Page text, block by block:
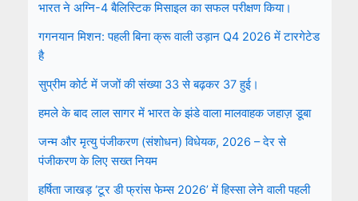
भारत ने अग्नि-4 बैलिस्टिक मिसाइल का सफल परीक्षण किया।
गगनयान मिशन: पहली बिना क्रू वाली उड़ान Q4 2026 में टारगेटेड
है
सुप्रीम कोर्ट में जजों की संख्या 33 से बढ़कर 37 हुई।
हमले के बाद लाल सागर में भारत के झंडे वाला मालवाहक जहाज़ डूबा
जन्म और मृत्यु पंजीकरण (संशोधन) विधेयक, 2026 – देर से
पंजीकरण के लिए सख्त नियम
हर्षिता जाखड़ ‘टूर डी फ्रांस फेम्स 2026’ में हिस्सा लेने वाली पहली